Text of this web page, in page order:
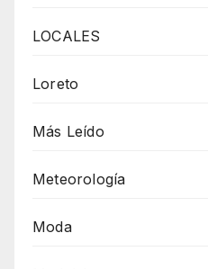
LOCALES
Loreto
Más Leído
Meteorología
Moda